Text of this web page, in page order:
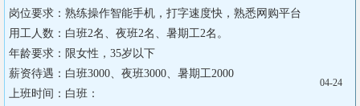
岗位要求：熟练操作智能手机，打字速度快，熟悉网购平台
用工人数：白班2名、夜班2名、暑期工2名。
年龄要求：限女性，35岁以下
薪资待遇：白班3000、夜班3000、暑期工2000
上班时间：白班：
04-24